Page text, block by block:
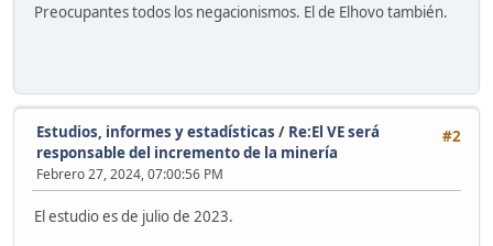
Preocupantes todos los negacionismos. El de Elhovo también.
#2
Estudios, informes y estadísticas / Re:El VE será
responsable del incremento de la minería
Febrero 27, 2024, 07:00:56 PM
El estudio es de julio de 2023.